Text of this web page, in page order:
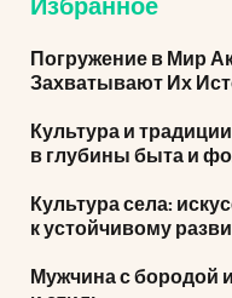
Избранное
Погружение в Мир
Захватывают Их
Культура и
в глубины быта и
Культура села:
к устойчивому
Мужчина с бородой